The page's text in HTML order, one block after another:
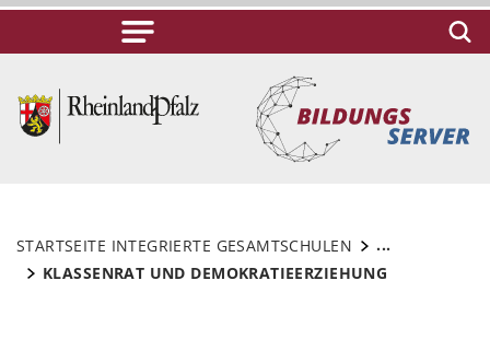
STARTSEITE INTEGRIERTE GESAMTSCHULEN
...
KLASSENRAT UND DEMOKRATIEERZIEHUNG